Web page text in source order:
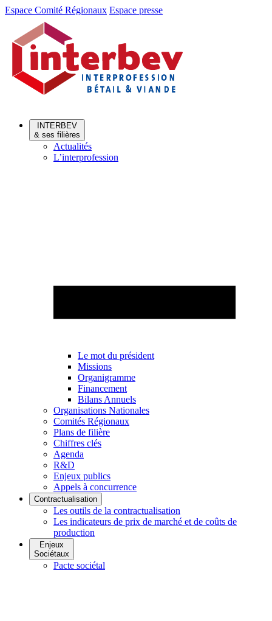
Aller
Aller
contenu
Espace Comité Régionaux Espace presse
INTERBEV
& ses filières
Actualités
L’interprofession
Le mot du président
Missions
Organigramme
Financement
Bilans Annuels
Organisations Nationales
Comités Régionaux
Plans de filière
Chiffres clés
Agenda
R&D
Enjeux publics
Appels à concurrence
Contractualisation
Les outils de la contractualisation
Les indicateurs de prix de marché et de coûts de
production
Enjeux
Sociétaux
Pacte sociétal